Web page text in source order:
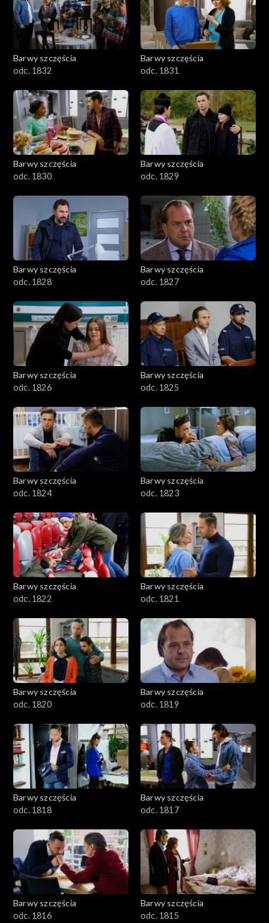
Barwy szczęścia
odc. 1832
Barwy szczęścia
odc. 1831
Barwy szczęścia
odc. 1830
Barwy szczęścia
odc. 1829
Barwy szczęścia
odc. 1828
Barwy szczęścia
odc. 1827
Barwy szczęścia
odc. 1826
Barwy szczęścia
odc. 1825
Barwy szczęścia
odc. 1824
Barwy szczęścia
odc. 1823
Barwy szczęścia
odc. 1822
Barwy szczęścia
odc. 1821
Barwy szczęścia
odc. 1820
Barwy szczęścia
odc. 1819
Barwy szczęścia
odc. 1818
Barwy szczęścia
odc. 1817
Barwy szczęścia
odc. 1816
Barwy szczęścia
odc. 1815